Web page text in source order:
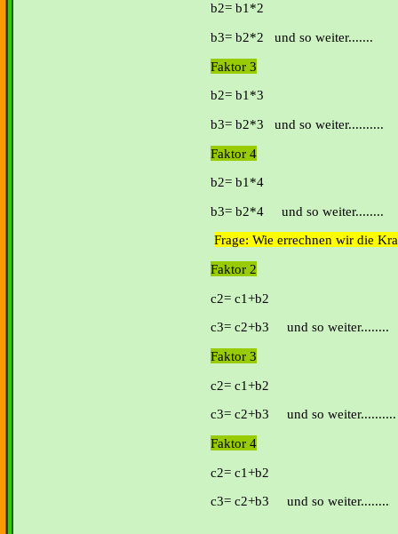
b2= b1*2
b3= b2*2 und so weiter.......
Faktor 3
b2= b1*3
b3= b2*3 und so weiter..........
Faktor 4
b2= b1*4
b3= b2*4 und so weiter........
Frage: Wie errechnen wir die
Faktor 2
c2= c1+b2
c3= c2+b3 und so weiter........
Faktor 3
c2= c1+b2
c3= c2+b3 und so weiter..........
Faktor 4
c2= c1+b2
c3= c2+b3 und so weiter........